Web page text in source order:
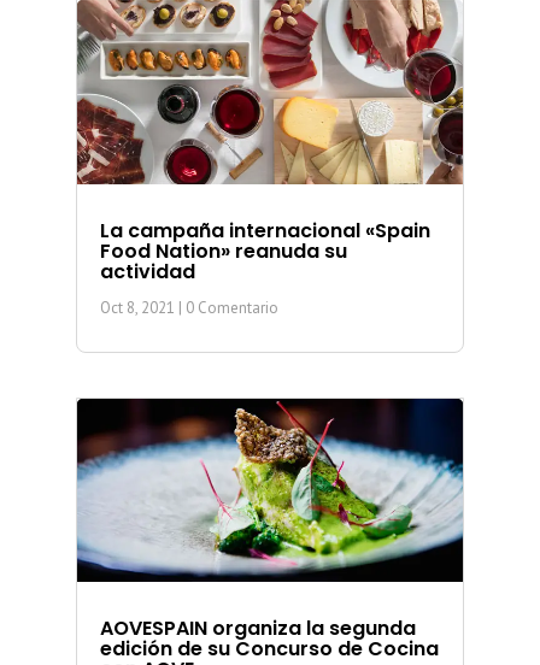
La campaña internacional «Spain
Food Nation» reanuda su
actividad
Oct 8, 2021 | 0 Comentario
AOVESPAIN organiza la segunda
edición de su Concurso de Cocina